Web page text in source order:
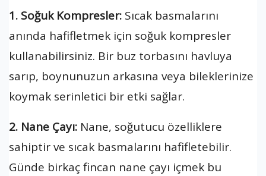
1. Soğuk Kompresler: Sıcak basmalarını
anında hafifletmek için soğuk kompresler
kullanabilirsiniz. Bir buz torbasını havluya
sarıp, boynunuzun arkasına veya bileklerinize
koymak serinletici bir etki sağlar.
2. Nane Çayı: Nane, soğutucu özelliklere
sahiptir ve sıcak basmalarını hafifletebilir.
Günde birkaç fincan nane çayı içmek bu